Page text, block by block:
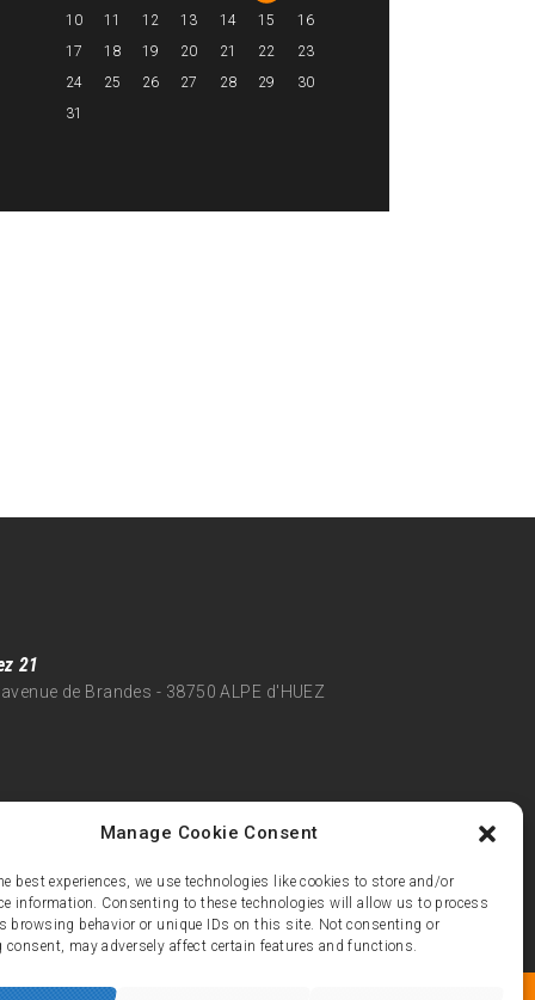
Manage Cookie Consent
best experiences, we use technologies like cookies to store and/or
information. Consenting to these technologies will allow us to process
browsing behavior or unique IDs on this site. Not consenting or
may adversely affect certain features and functions.
10
11 12 13 14 15
16
17
18 19 20 21 22
23
24
25 26 27 28 29
30
31
21
de Brandes - 38750 ALPE d'HUEZ